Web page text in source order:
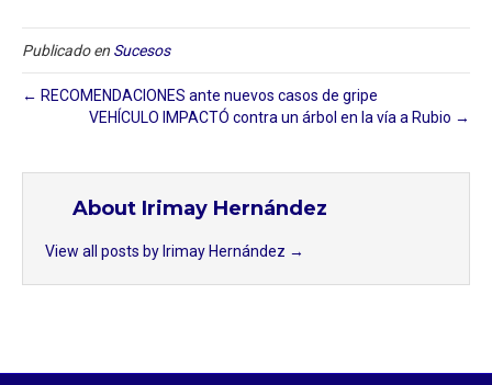
Publicado en Sucesos
← RECOMENDACIONES ante nuevos casos de gripe
VEHÍCULO IMPACTÓ contra un árbol en la vía a Rubio →
About Irimay Hernández
View all posts by Irimay Hernández →